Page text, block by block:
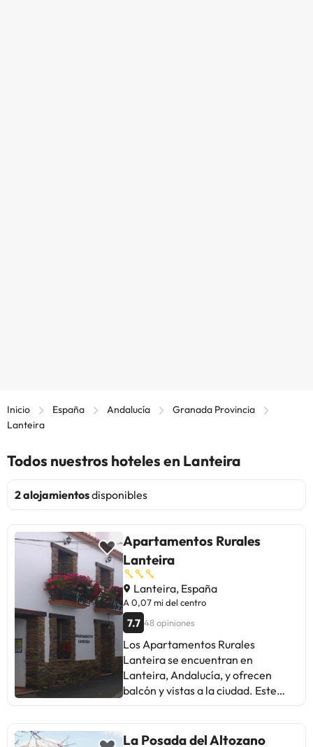
Inicio España Andalucía
Granada Provincia
Lanteira
Todos nuestros hoteles en Lanteira
2 alojamientosdisponibles
Apartamentos Rurales
Lanteira
Lanteira, España
A 0,07 mi del centro
7.7 48 opiniones
Los Apartamentos Rurales
Lanteira se encuentran en
Lanteira, Andalucía, y ofrecen
balcón y vistas a la ciudad. Este
gratuita en todas las instalaciones.
La Posada del Altozano